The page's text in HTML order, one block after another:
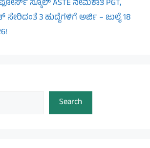
ಸ್ಕೂಲ್ ASTE ನೇಮಕಾತಿ PGT,
3 ಹುದ್ದೆಗಳಿಗೆ ಅರ್ಜಿ – ಜುಲೈ 18
Search